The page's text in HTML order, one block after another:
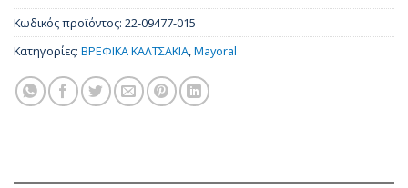
Κωδικός προϊόντος: 22-09477-015
Κατηγορίες: ΒΡΕΦΙΚΑ ΚΑΛΤΣΑΚΙΑ,Mayoral